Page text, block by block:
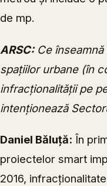
de mp.
ARSC:Ce înseamnă
spațiilor urbane (în
infracționalității pe
intenționează
Daniel Băluță: În
proiectelor smart
2016,